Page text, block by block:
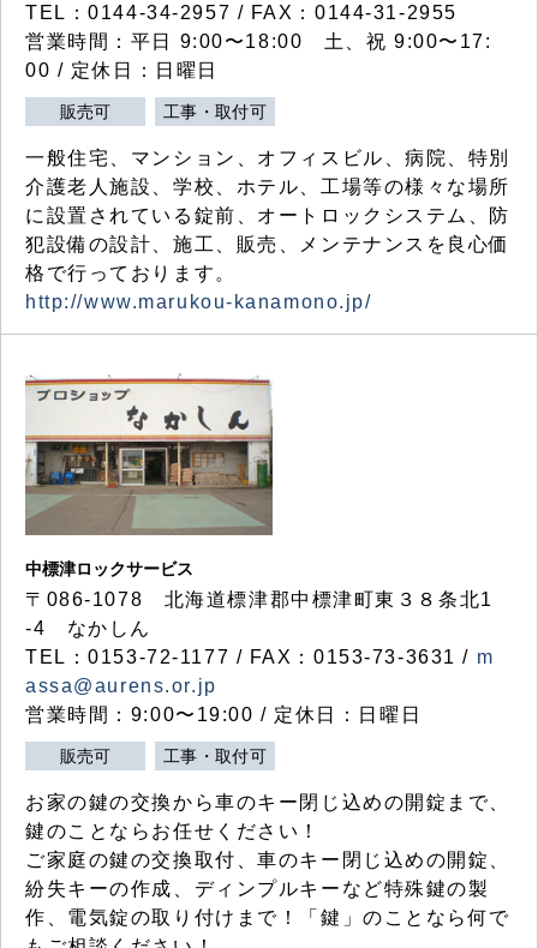
TEL：0144-34-2957 / FAX：0144-31-2955
営業時間：平日 9:00〜18:00 土、祝 9:00〜17:
00 / 定休日：日曜日
販売可 工事・取付可
一般住宅、マンション、オフィスビル、病院、特別
介護老人施設、学校、ホテル、工場等の様々な場所
に設置されている錠前、オートロックシステム、防
犯設備の設計、施工、販売、メンテナンスを良心価
格で行っております。
http://www.marukou-kanamono.jp/
中標津ロックサービス
〒086-1078 北海道標津郡中標津町東３８条北1
-4 なかしん
TEL：0153-72-1177 / FAX：0153-73-3631 / m
assa@aurens.or.jp
営業時間：9:00〜19:00 / 定休日：日曜日
販売可 工事・取付可
お家の鍵の交換から車のキー閉じ込めの開錠まで、
鍵のことならお任せください！
ご家庭の鍵の交換取付、車のキー閉じ込めの開錠、
紛失キーの作成、ディンプルキーなど特殊鍵の製
作、電気錠の取り付けまで！「鍵」のことなら何で